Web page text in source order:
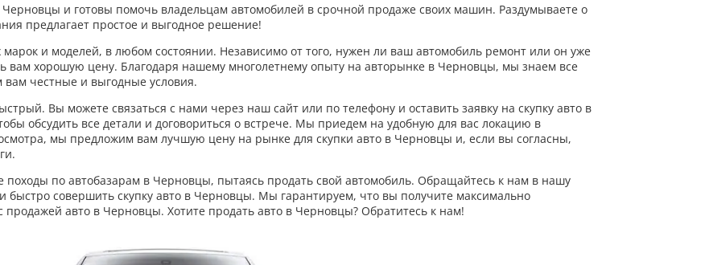
и готовы помочь владельцам автомобилей в срочной продаже своих машин. Раздумываете о
предлагает простое и выгодное решение!
и моделей, в любом состоянии. Независимо от того, нужен ли ваш автомобиль ремонт или он уже
вам хорошую цену. Благодаря нашему многолетнему опыту на авторынке в Черновцы, мы знаем все
вам честные и выгодные условия.
Вы можете связаться с нами через наш сайт или по телефону и оставить заявку на скупку авто в
обсудить все детали и договориться о встрече. Мы приедем на удобную для вас локацию в
мы предложим вам лучшую цену на рынке для скупки авто в Черновцы и, если вы согласны,
походы по автобазарам в Черновцы, пытаясь продать свой автомобиль. Обращайтесь к нам в нашу
совершить скупку авто в Черновцы. Мы гарантируем, что вы получите максимально
продажей авто в Черновцы. Хотите продать авто в Черновцы? Обратитесь к нам!